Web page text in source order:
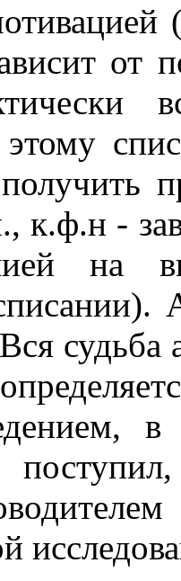
от
к.ф.н -
на
судьба
в